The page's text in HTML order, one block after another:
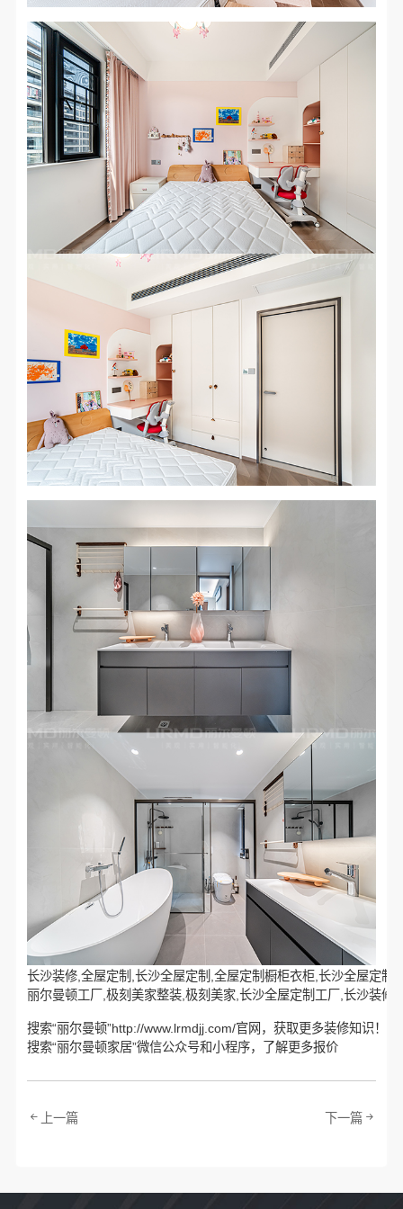
长沙装修,全屋定制,长沙全屋定制,全屋定制橱柜衣柜,长沙全屋定制
丽尔曼顿工厂,极刻美家整装,极刻美家,长沙全屋定制工厂,长沙装修
搜索“丽尔曼顿”http://www.lrmdjj.com/官网，获取更多装修知识！
搜索“丽尔曼顿家居”微信公众号和小程序，了解更多报价
上一篇 下一篇